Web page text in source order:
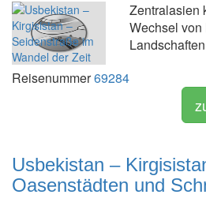
Zentralasien
Wechsel von
Landschaften
Reisenummer69284
Usbekistan –
Oasenstädten und